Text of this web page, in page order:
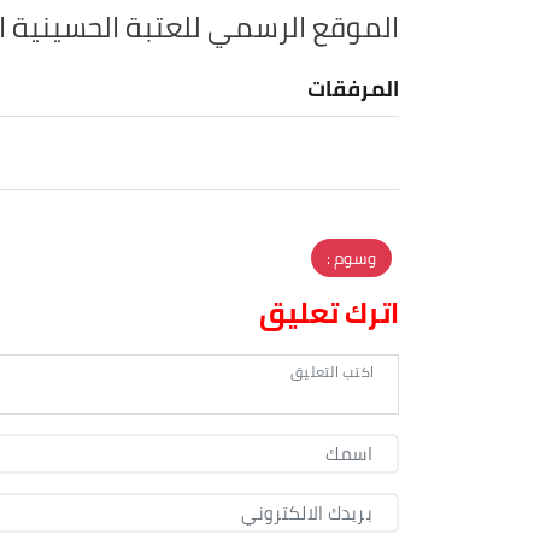
الموقع الرسمي للعتبة
المرفقات
وسوم :
اترك تعليق